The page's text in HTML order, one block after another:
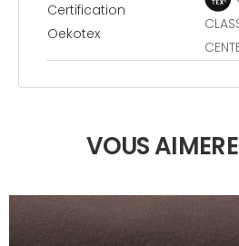
Certification
Oekotex
VOUS